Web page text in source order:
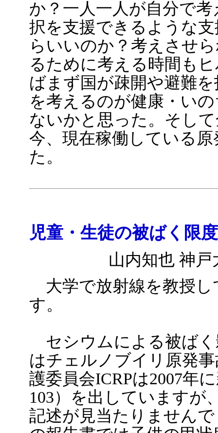
か？一人一人が自分で
択を支援できるような
らいいのか？考えさせ
るために考える時間も
ばまず国が疎開や避難
を考えるのが健康・い
ないかと思った。そし
今、現在稼働している
た。
児童・生徒の被ばく限
山内知也 神
大学で放射線を教授し
す。
セシウムによる被ば
はチェルノブイリ原発
護委員会ICRPは2007年
103）を出していますが
記述が見当たりません